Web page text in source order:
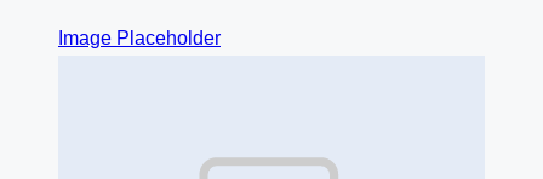
Image Placeholder